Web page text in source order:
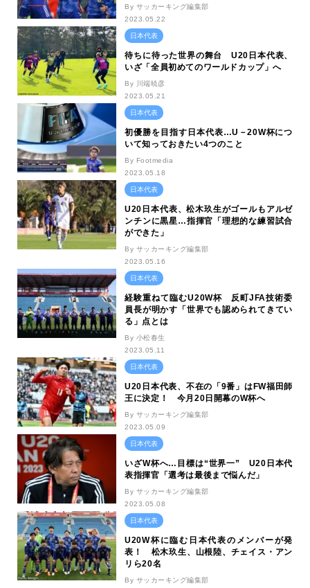
By サッカーキング編集部
2023.05.22
日本代表
待ちに待った世界の舞台 U20日本代表、
いざ「全員初めてのワールドカップ」へ
By 川端暁彦
2023.05.21
日本代表
初優勝を目指す日本代表…U－20W杯につ
いて知っておきたい4つのこと
By Footmedia
2023.05.18
日本代表
U20日本代表、松木玖生がゴールもアルゼ
ンチンに黒星…指揮官「理想的な練習試合
ができた」
By サッカーキング編集部
2023.05.16
日本代表
経験重ねて臨むU20W杯 反町JFA技術委
員長が明かす「世界でも認められてきてい
る」点とは
By 小松春生
2023.05.11
日本代表
U20日本代表、不在の「9番」はFW福田師
王に決定！ 今月20日開幕のW杯へ
By サッカーキング編集部
2023.05.09
日本代表
いざW杯へ…目標は“世界一” U20日本代
表指揮官「選考は最後まで悩んだ」
By サッカーキング編集部
2023.05.08
日本代表
U20W杯に臨む日本代表のメンバーが発
表！ 松木玖生、山根陸、チェイス・アン
リら20名
By サッカーキング編集部